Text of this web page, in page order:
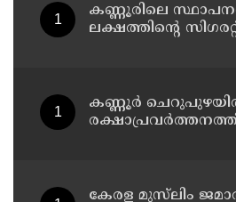
കണ്ണൂരിലെ
ലക്ഷത്തിന്റെ
കണ്ണൂർ
കേരള മുസ്‌ലിം